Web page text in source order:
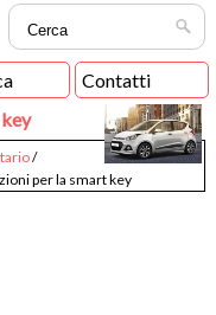
Contatti
/
per la smart key